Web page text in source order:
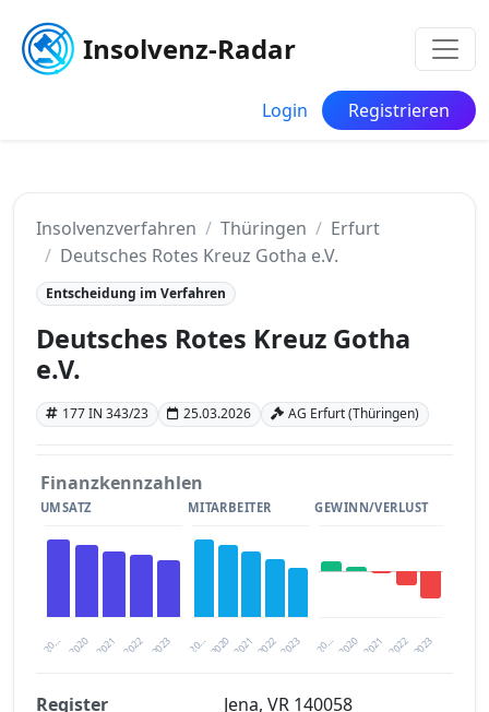
Insolvenz-Radar
Login Registrieren
Insolvenzverfahren Thüringen
Erfurt
Deutsches Rotes Kreuz Gotha e.V.
Entscheidung im Verfahren
Deutsches Rotes Kreuz Gotha
e.V.
177 IN 343/23 25.03.2026 AG Erfurt (Thüringen)
Finanzkennzahlen
UMSATZ
20… 2021 2023
2020 2022
MITARBEITER
20… 2021 2023
2020 2022
GEWINN/VERLUST
20… 2021 2023
2020 2022
Register
Jena, VR 140058